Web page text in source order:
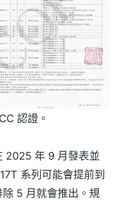
認證。
2025 年 9 月發表並
系列可能會提前到
5 月就會推出。規